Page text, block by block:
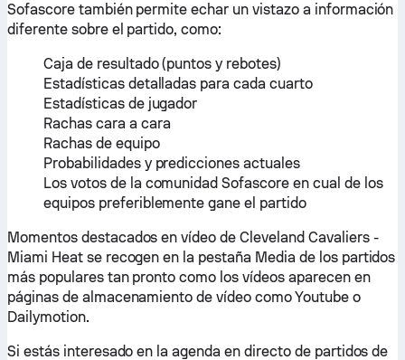
Sofascore también permite echar un vistazo a información
diferente sobre el partido, como:
Caja de resultado (puntos y rebotes)
Estadísticas detalladas para cada cuarto
Estadísticas de jugador
Rachas cara a cara
Rachas de equipo
Probabilidades y predicciones actuales
Los votos de la comunidad Sofascore en cual de los
equipos preferiblemente gane el partido
Momentos destacados en vídeo de Cleveland Cavaliers -
Miami Heat se recogen en la pestaña Media de los partidos
más populares tan pronto como los vídeos aparecen en
páginas de almacenamiento de vídeo como Youtube o
Dailymotion.
Si estás interesado en la agenda en directo de partidos de